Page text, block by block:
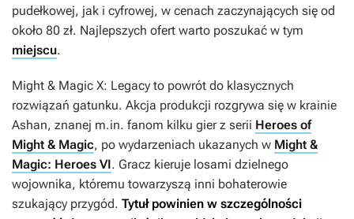
pudełkowej, jak i cyfrowej, w cenach zaczynających się od
około 80 zł. Najlepszych ofert warto poszukać w tym
miejscu.
Might & Magic X: Legacy to powrót do klasycznych
rozwiązań gatunku. Akcja produkcji rozgrywa się w krainie
Ashan, znanej m.in. fanom kilku gier z serii Heroes of
Might & Magic, po wydarzeniach ukazanych w Might &
Magic: Heroes VI. Gracz kieruje losami dzielnego
wojownika, któremu towarzyszą inni bohaterowie
szukający przygód. Tytuł powinien w szczególności